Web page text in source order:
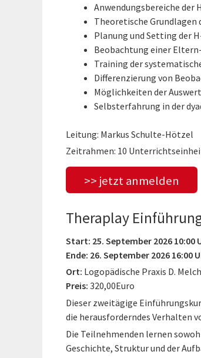
Anwendungsbereiche der
Theoretische Grundlagen
Planung und Setting der
Beobachtung einer
Training der
Differenzierung von
Möglichkeiten der
Selbsterfahrung in der
Leitung: Markus Schulte-Hötzel
Zeitrahmen: 10
>> jetzt anmelden
Theraplay
Start: 25. September 2026 10:00
Ende: 26. September 2026 16:00
Ort: Logopädische Praxis D.
Preis: 320,00Euro
Dieser zweitägige
die herausforderndes Verhalten
Die Teilnehmenden lernen
Geschichte, Struktur und der